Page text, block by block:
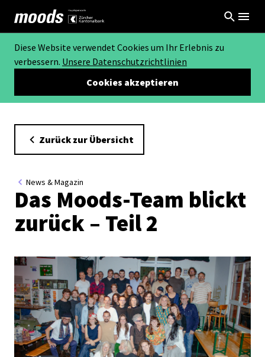
Diese Website verwendet Cookies um Ihr Erlebnis zu
verbessern. Unsere Datenschutzrichtlinien
Cookies akzeptieren
Zurück zur Übersicht
News & Magazin
Das Moods-Team blickt
zurück – Teil 2